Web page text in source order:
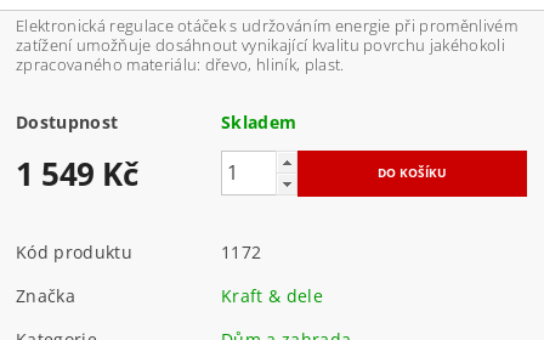
Elektronická regulace otáček s udržováním energie při proměnlivém
zatížení umožňuje dosáhnout vynikající kvalitu povrchu jakéhokoli
zpracovaného materiálu: dřevo, hliník, plast.
Dostupnost Skladem
1 549 Kč
Kód produktu
1172
Značka
Kraft & dele